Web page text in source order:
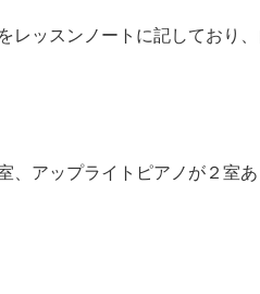
レッスンノートに記しており
、アップライトピアノが２室あ